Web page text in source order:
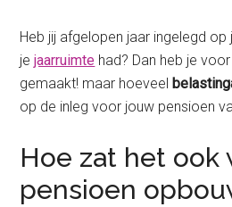
Heb jij afgelopen jaar ingelegd
jejaarruimte had? Dan heb je
gemaakt! maar hoeveel
op de inleg voor jouw pensioen
Hoe zat het ook
pensioen